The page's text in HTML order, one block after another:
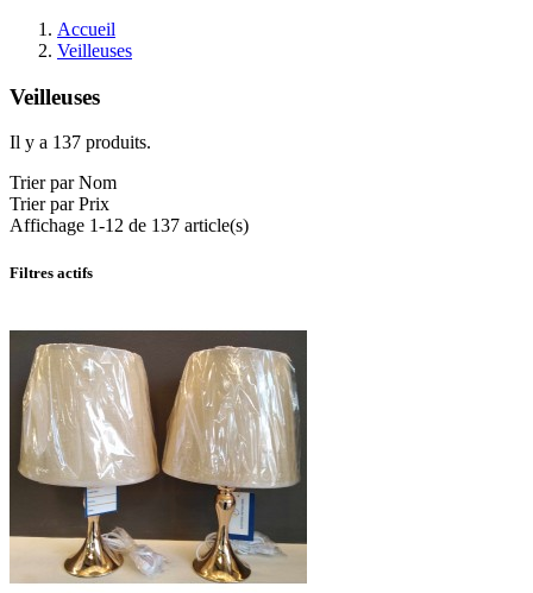
Accueil
Veilleuses
Veilleuses
Il y a 137 produits.
Trier par Nom
Trier par Prix
Affichage 1-12 de 137 article(s)
Filtres actifs